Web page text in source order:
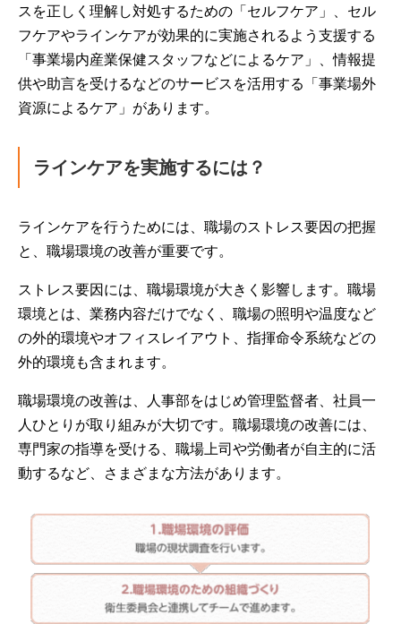
スを正しく理解し対処するための「セルフケア」、セル
フケアやラインケアが効果的に実施されるよう支援する
「事業場内産業保健スタッフなどによるケア」、情報提
供や助言を受けるなどのサービスを活用する「事業場外
資源によるケア」があります。
ラインケアを実施するには？
ラインケアを行うためには、職場のストレス要因の把握
と、職場環境の改善が重要です。
ストレス要因には、職場環境が大きく影響します。職場
環境とは、業務内容だけでなく、職場の照明や温度など
の外的環境やオフィスレイアウト、指揮命令系統などの
外的環境も含まれます。
職場環境の改善は、人事部をはじめ管理監督者、社員一
人ひとりが取り組みが大切です。職場環境の改善には、
専門家の指導を受ける、職場上司や労働者が自主的に活
動するなど、さまざまな方法があります。